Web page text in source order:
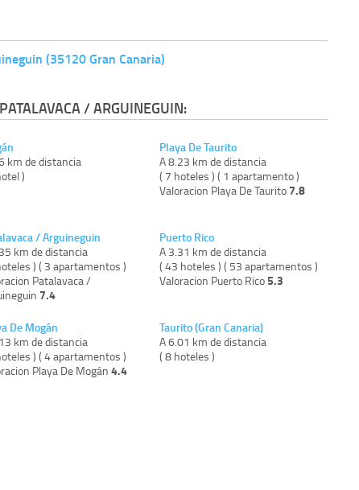
(35120 Gran Canaria)
/ ARGUINEGUIN:
km de distancia
)
/ Arguineguin
km de distancia
) ( 3 apartamentos )
Patalavaca /
7.4
De Mogán
km de distancia
) ( 4 apartamentos )
Playa De Mogán 4.4
Playa De Taurito
A 8.23 km de distancia
( 7 hoteles ) ( 1 apartamento )
Valoracion Playa De Taurito 7.8
Puerto Rico
A 3.31 km de distancia
( 43 hoteles ) ( 53 apartamentos )
Valoracion Puerto Rico5.3
Taurito (Gran Canaria)
A 6.01 km de distancia
( 8 hoteles )